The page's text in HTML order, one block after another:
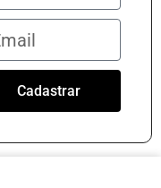
Cadastrar